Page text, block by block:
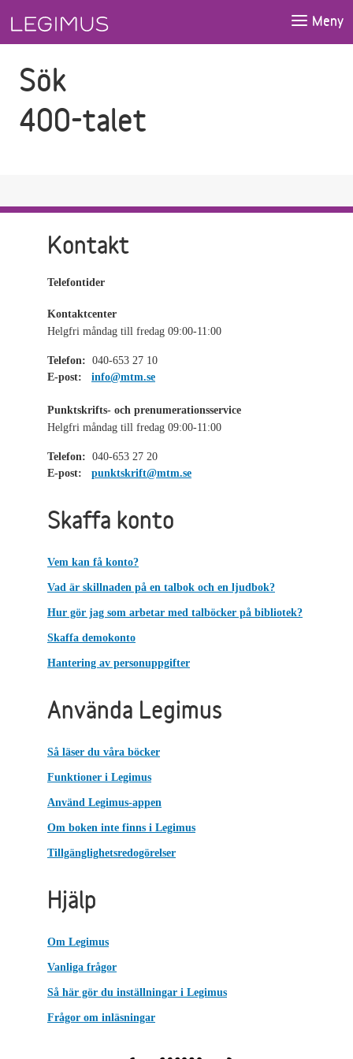
Meny
Sök
400-talet
Kontakt
Telefontider
Kontaktcenter
Helgfri måndag till fredag 09:00-11:00
Telefon: 040-653 27 10
E-post:
info@mtm.se
Punktskrifts- och prenumerationsservice
Helgfri måndag till fredag 09:00-11:00
Telefon: 040-653 27 20
E-post:
punktskrift@mtm.se
Skaffa konto
Vem kan få konto?
Vad är skillnaden på en talbok och en ljudbok?
Hur gör jag som arbetar med talböcker på bibliotek?
Skaffa demokonto
Hantering av personuppgifter
Använda Legimus
Så läser du våra böcker
Funktioner i Legimus
Använd Legimus-appen
Om boken inte finns i Legimus
Tillgänglighetsredogörelser
Hjälp
Om Legimus
Vanliga frågor
Så här gör du inställningar i Legimus
Frågor om inläsningar